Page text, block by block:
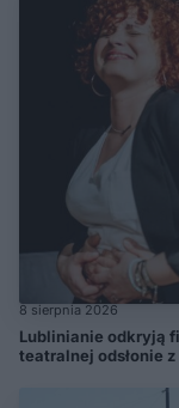
8 sierpnia 2026
Lublinianie odkryją
teatralnej odsłonie